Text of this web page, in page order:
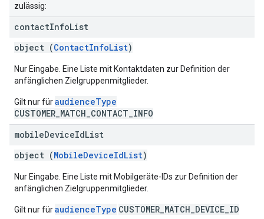
zulässig:
contactInfoList
object (ContactInfoList)
Nur Eingabe. Eine Liste mit Kontaktdaten zur Definition der
anfänglichen Zielgruppenmitglieder.
Gilt nur füraudienceType
CUSTOMER_MATCH_CONTACT_INFO
mobileDeviceIdList
object (MobileDeviceIdList)
Nur Eingabe. Eine Liste mit Mobilgeräte-IDs zur Definition der
anfänglichen Zielgruppenmitglieder.
Gilt nur füraudienceType CUSTOMER_MATCH_DEVICE_ID